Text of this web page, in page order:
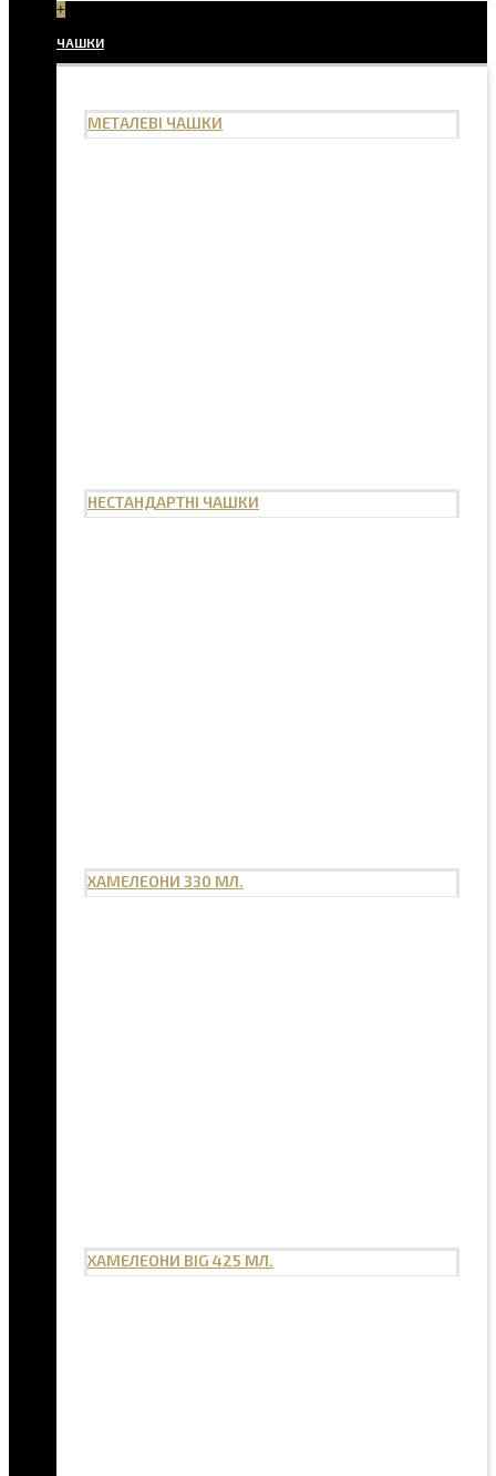
+
ЧАШКИ
МЕТАЛЕВІ ЧАШКИ
НЕСТАНДАРТНІ ЧАШКИ
ХАМЕЛЕОНИ 330 МЛ.
ХАМЕЛЕОНИ BIG 425 МЛ.